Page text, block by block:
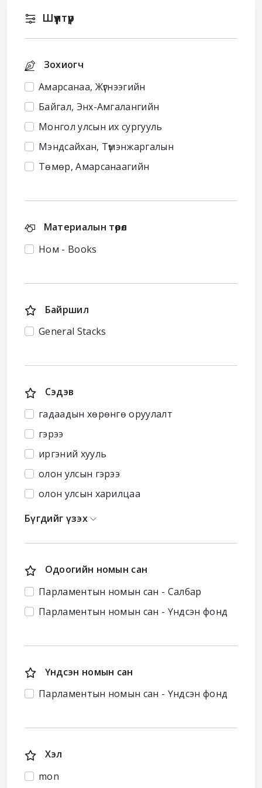
Шүүлтүүр
Зохиогч
Амарсанаа, Жүгнээгийн
Байгал, Энх-Амгалангийн
Монгол улсын их сургууль
Мэндсайхан, Түмэнжаргалын
Төмөр, Амарсанаагийн
Материалын төрөл
Ном - Books
Байршил
General Stacks
Сэдэв
гадаадын хөрөнгө оруулалт
гэрээ
иргэний хууль
олон улсын гэрээ
олон улсын харилцаа
Бүгдийг үзэх
Одоогийн номын сан
Парламентын номын сан - Салбар
Парламентын номын сан - Үндсэн фонд
Үндсэн номын сан
Парламентын номын сан - Үндсэн фонд
Хэл
mon